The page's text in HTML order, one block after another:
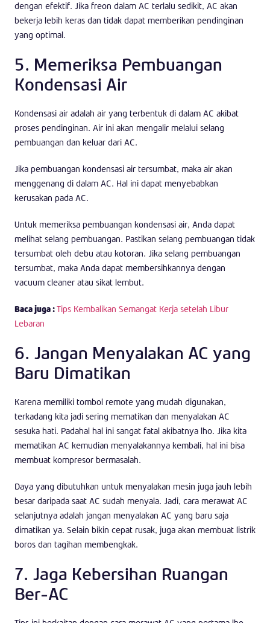
dengan efektif. Jika freon dalam AC terlalu sedikit, AC akan
bekerja lebih keras dan tidak dapat memberikan pendinginan
yang optimal.
5. Memeriksa Pembuangan
Kondensasi Air
Kondensasi air adalah air yang terbentuk di dalam AC akibat
proses pendinginan. Air ini akan mengalir melalui selang
pembuangan dan keluar dari AC.
Jika pembuangan kondensasi air tersumbat, maka air akan
menggenang di dalam AC. Hal ini dapat menyebabkan
kerusakan pada AC.
Untuk memeriksa pembuangan kondensasi air, Anda dapat
melihat selang pembuangan. Pastikan selang pembuangan tidak
tersumbat oleh debu atau kotoran. Jika selang pembuangan
tersumbat, maka Anda dapat membersihkannya dengan
vacuum cleaner atau sikat lembut.
Baca juga :Tips Kembalikan Semangat Kerja setelah Libur
Lebaran
6. Jangan Menyalakan AC yang
Baru Dimatikan
Karena memiliki tombol remote yang mudah digunakan,
terkadang kita jadi sering mematikan dan menyalakan AC
sesuka hati. Padahal hal ini sangat fatal akibatnya lho. Jika kita
mematikan AC kemudian menyalakannya kembali, hal ini bisa
membuat kompresor bermasalah.
Daya yang dibutuhkan untuk menyalakan mesin juga jauh lebih
besar daripada saat AC sudah menyala. Jadi, cara merawat AC
selanjutnya adalah jangan menyalakan AC yang baru saja
dimatikan ya. Selain bikin cepat rusak, juga akan membuat listrik
boros dan tagihan membengkak.
7. Jaga Kebersihan Ruangan
Ber-AC